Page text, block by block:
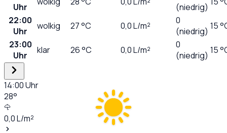
Uhr
(niedrig)
22:00
Uhr
wolkig 27°C 0,0L/m²
0
(niedrig) 15
23:00
Uhr
klar 26°C 0,0L/m²
0
(niedrig) 15
14:00Uhr
28°
0,0L/m²